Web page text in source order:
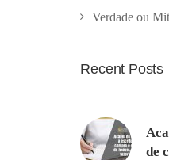
Verdade ou
Recent Posts
de